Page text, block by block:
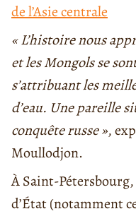
de l’Asie centrale
« L’histoire nous
et les Mongols se
s’attribuant les
d’eau. Une pareille
conquête russe »,
Moullodjon.
À Saint-
d’État (notamment